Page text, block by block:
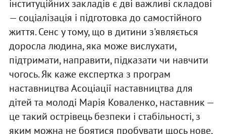
інституційних закладів є дві важливі складові
— соціалізація і підготовка до самостійного
життя. Сенс у тому, що в дитини з'являється
доросла людина, яка може вислухати,
підтримати, направити, підказати чи навчити
чогось. Як каже експертка з програм
наставництва Асоціації наставництва для
дітей та молоді Марія Коваленко, наставник —
це такий острівець безпеки і стабільності, з
яким можна не боятися пробувати щось нове,